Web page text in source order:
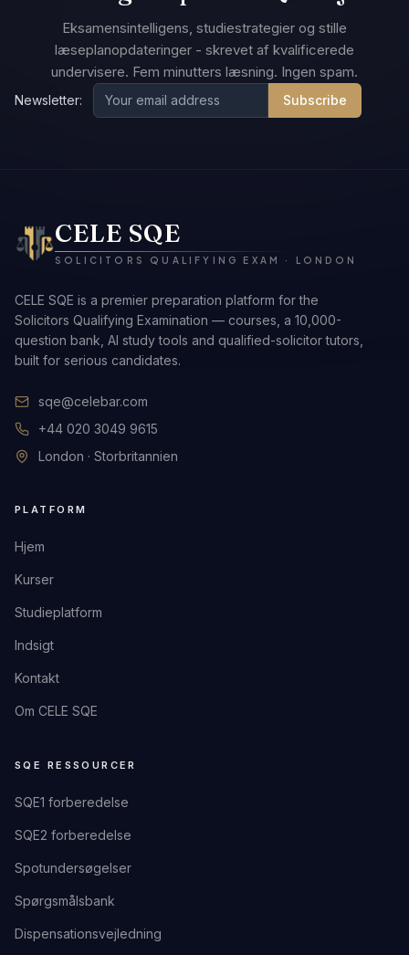
Eksamensintelligens, studiestrategier og stille
læseplanopdateringer - skrevet af kvalificerede
undervisere. Fem minutters læsning. Ingen spam.
Newsletter: Subscribe
CELE SQE
SOLICITORS QUALIFYING EXAM · LONDON
CELE SQE is a premier preparation platform for the
Solicitors Qualifying Examination — courses, a 10,000-
question bank, AI study tools and qualified-solicitor tutors,
built for serious candidates.
sqe@celebar.com
+44 020 3049 9615
London · Storbritannien
PLATFORM
Hjem
Kurser
Studieplatform
Indsigt
Kontakt
Om CELE SQE
SQE RESSOURCER
SQE1 forberedelse
SQE2 forberedelse
Spotundersøgelser
Spørgsmålsbank
Dispensationsvejledning